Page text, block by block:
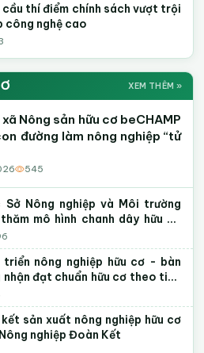
cầu thí điểm chính sách vượt trội
công nghệ cao
XEM THÊM »
Nông sản hữu cơ beCHAMP
đường làm nông nghiệp “tử
545
Nông nghiệp và Môi trường
mô hình chanh dây hữu cơ
nông nghiệp hữu cơ - bàn
đạt chuẩn hữu cơ theo tiêu
sản xuất nông nghiệp hữu cơ
nghiệp Đoàn Kết